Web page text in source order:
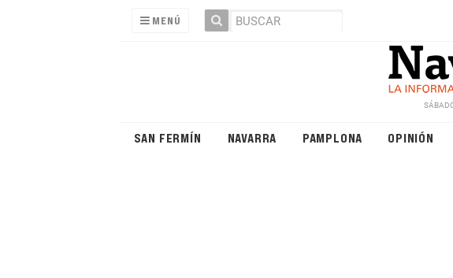
MENÚ
SAN FERMÍN NAVARRA PAMPLONA OPINIÓN